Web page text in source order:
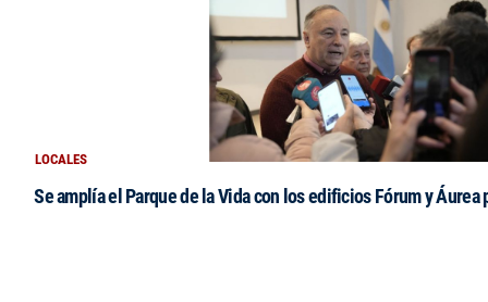
LOCALES
Se amplía el Parque de la Vida con los edificios Fórum y